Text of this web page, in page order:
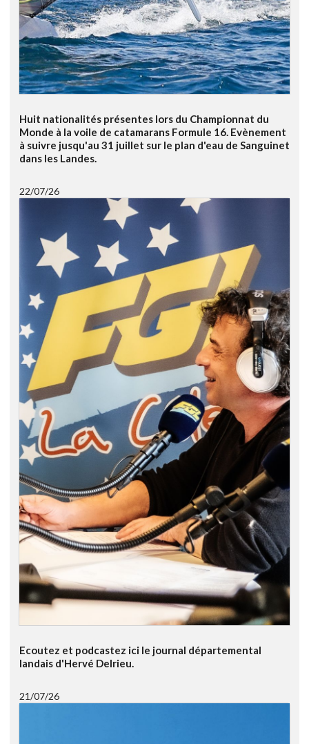
Huit nationalités présentes lors du Championnat du
Monde à la voile de catamarans Formule 16. Evènement
à suivre jusqu'au 31 juillet sur le plan d'eau de Sanguinet
dans les Landes.
22/07/26
Ecoutez et podcastez ici le journal départemental
landais d'Hervé Delrieu.
21/07/26